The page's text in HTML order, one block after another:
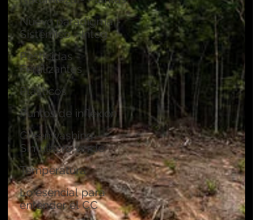
Nuevo paradigma -
Sistémico - Integ
Pesticidas -
Fertilizantes
Plásticos
Puntos de inflexión
Greenwashing -
Simulacro verde
Temperatura
Lo esencial para
entender el CC